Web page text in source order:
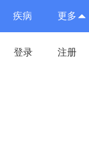
疾病 更多
登录 注册